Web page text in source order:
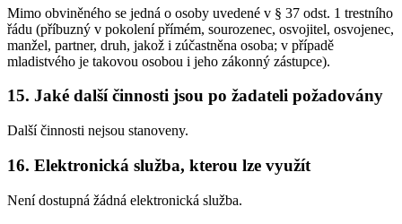
Mimo obviněného se jedná o osoby uvedené v § 37 odst. 1 trestního
řádu (příbuzný v pokolení přímém, sourozenec, osvojitel, osvojenec,
manžel, partner, druh, jakož i zúčastněna osoba; v případě
mladistvého je takovou osobou i jeho zákonný zástupce).
15. Jaké další činnosti jsou po žadateli požadovány
Další činnosti nejsou stanoveny.
16. Elektronická služba, kterou lze využít
Není dostupná žádná elektronická služba.